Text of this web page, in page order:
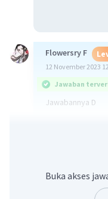
Flowersry F
12 November 2023
Jawaban
Jawabannya D
rangkaian listrik
rangkaian listrik
Maaf klo salah
Buka akses